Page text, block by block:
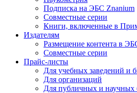
Подписка на ЭБС Znanium
Совместные серии
Книги, включенные в
Издателям
Размещение контента в
Совместные серии
Прайс-листы
Для учебных заведений и
Для организаций
Для публичных и научных